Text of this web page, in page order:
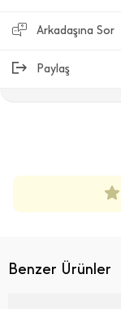
Arkadaşına Sor
Paylaş
Benzer Ürünler